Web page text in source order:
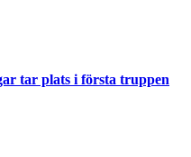
tar plats i första truppen